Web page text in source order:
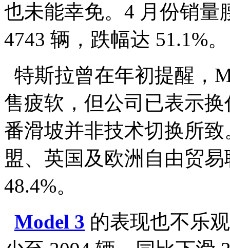
也未能幸免。4 月份销量
4743 辆，跌幅达 51.1%。
特斯拉曾在年初提醒，
售疲软，但公司已表示
番滑坡并非技术切换所
盟、英国及欧洲自由贸
48.4%。
Model 3 的表现也不乐